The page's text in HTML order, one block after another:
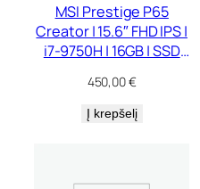
MSI Prestige P65
Creator | 15.6″ FHD IPS |
i7-9750H | 16GB | SSD
Max-Q 6 GB
450,00€
Į krepšelį